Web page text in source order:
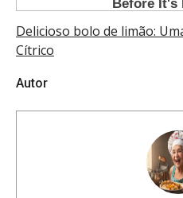
Delicioso bolo de limão:
Cítrico
Autor